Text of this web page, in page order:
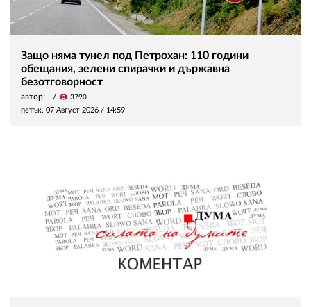
Защо няма тунел под Петрохан: 110 години
обещания, зелени спирачки и държавна
безотговорност
автор: visibility 3790
петък, 07 Август 2026 / 14:59